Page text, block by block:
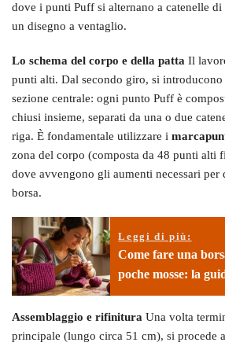
dove i punti Puff si alternano a catenelle di
un disegno a ventaglio.
Lo schema del corpo e della patta Il
punti alti. Dal secondo giro, si
sezione centrale: ogni punto Puff è
chiusi insieme, separati da una o due
riga. È fondamentale utilizzare i
zona del corpo (composta da 48 punti alti
dove avvengono gli aumenti necessari per
borsa.
Leggi di più:
Come fare una
poche mosse: la
Assemblaggio e rifinitura Una volta
principale (lungo circa 51 cm), si procede